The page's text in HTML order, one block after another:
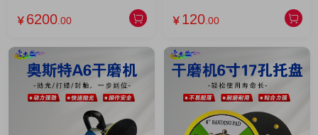
￥ 6200 .00 ￥ 120 .00